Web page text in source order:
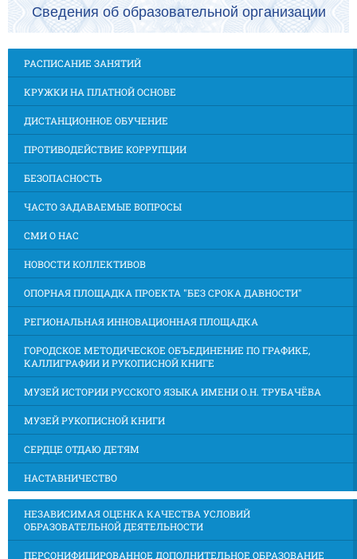
Сведения об образовательной организации
РАСПИСАНИЕ ЗАНЯТИЙ
КРУЖКИ НА ПЛАТНОЙ ОСНОВЕ
ДИСТАНЦИОННОЕ ОБУЧЕНИЕ
ПРОТИВОДЕЙСТВИЕ КОРРУПЦИИ
БЕЗОПАСНОСТЬ
ЧАСТО ЗАДАВАЕМЫЕ ВОПРОСЫ
СМИ О НАС
НОВОСТИ КОЛЛЕКТИВОВ
ОПОРНАЯ ПЛОЩАДКА ПРОЕКТА "БЕЗ СРОКА ДАВНОСТИ"
РЕГИОНАЛЬНАЯ ИННОВАЦИОННАЯ ПЛОЩАДКА
ГОРОДСКОЕ МЕТОДИЧЕСКОЕ ОБЪЕДИНЕНИЕ ПО ГРАФИКЕ,
КАЛЛИГРАФИИ И РУКОПИСНОЙ КНИГЕ
МУЗЕЙ ИСТОРИИ РУССКОГО ЯЗЫКА ИМЕНИ О.Н. ТРУБАЧЁВА
МУЗЕЙ РУКОПИСНОЙ КНИГИ
СЕРДЦЕ ОТДАЮ ДЕТЯМ
НАСТАВНИЧЕСТВО
НЕЗАВИСИМАЯ ОЦЕНКА КАЧЕСТВА УСЛОВИЙ
ОБРАЗОВАТЕЛЬНОЙ ДЕЯТЕЛЬНОСТИ
ПЕРСОНИФИЦИРОВАННОЕ ДОПОЛНИТЕЛЬНОЕ ОБРАЗОВАНИЕ